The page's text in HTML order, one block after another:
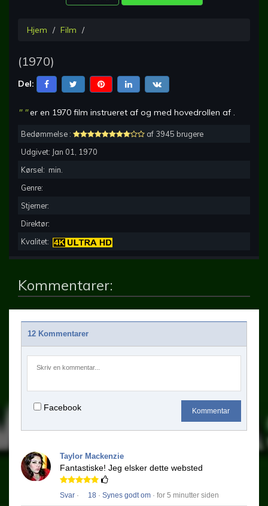
Hjem Film
(1970)
Del:
" "er en 1970 film instrueret af og med hovedrollen af .
Bedømmelse :
af 3945 brugere
Udgivet: Jan 01, 1970
Kørsel: min.
Genre:
Stjerner:
Direktør:
Kvalitet:
Kommentarer:
12 Kommentarer
Facebook Kommentar
Taylor Mackenzie
Fantastiske! Jeg elsker dette websted
Svar · 18 · Synes godt om · for 5 minutter siden